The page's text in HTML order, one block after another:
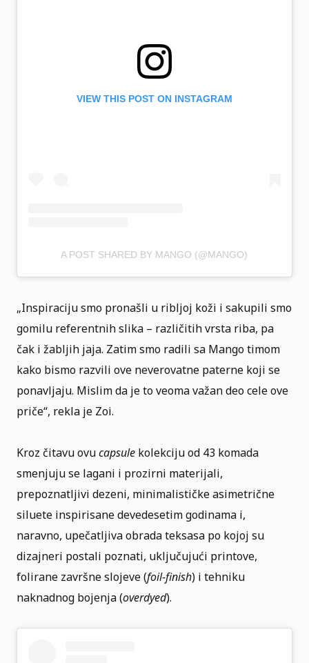
VIEW THIS POST ON INSTAGRAM
A POST SHARED BY MANGO (@MANGO)
„Inspiraciju smo pronašli u ribljoj koži i sakupili smo
gomilu referentnih slika – različitih vrsta riba, pa
čak i žabljih jaja. Zatim smo radili sa Mango timom
kako bismo razvili ove neverovatne paterne koji se
ponavljaju. Mislim da je to veoma važan deo cele ove
priče“, rekla je Zoi.
Kroz čitavu ovucapsule kolekciju od 43 komada
smenjuju se lagani i prozirni materijali,
prepoznatljivi dezeni, minimalističke asimetrične
siluete inspirisane devedesetim godinama i,
naravno, upečatljiva obrada teksasa po kojoj su
dizajneri postali poznati, uključujući printove,
folirane završne slojeve (foil-finish) i tehniku
naknadnog bojenja (overdyed).